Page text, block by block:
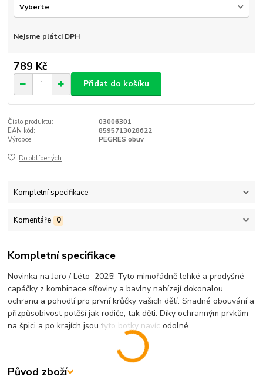
Nejsme plátci DPH
789 Kč
Přidat do košíku
Číslo produktu:
03006301
EAN kód:
8595713028622
Výrobce:
PEGRES obuv
Do oblíbených
Kompletní specifikace
Komentáře 0
Kompletní specifikace
Novinka na Jaro / Léto 2025! Tyto mimořádně lehké a prodyšné
capáčky z kombinace síťoviny a bavlny nabízejí dokonalou
ochranu a pohodlí pro první krůčky vašich dětí. Snadné obouvání a
přizpůsobivost potěší jak rodiče, tak děti. Díky ochranným prvkům
na špici a po krajích jsou tyto botky navíc odolné.
Původ zboží